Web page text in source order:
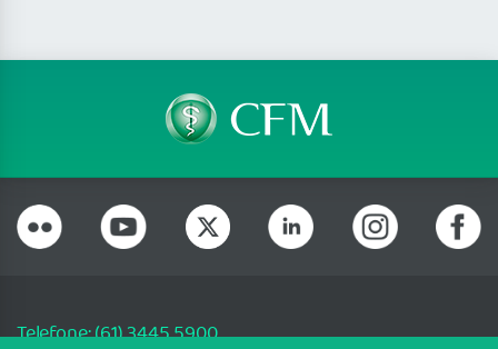
Telefone: (61) 3445 5900